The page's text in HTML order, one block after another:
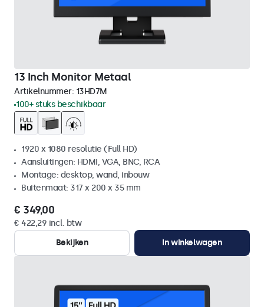
13 Inch Monitor Metaal
Artikelnummer: 13HD7M
100+ stuks beschikbaar
1920 x 1080 resolutie (Full HD)
Aansluitingen: HDMI, VGA, BNC, RCA
Montage: desktop, wand, inbouw
Buitenmaat: 317 x 200 x 35 mm
€ 349,00
€ 422,29 incl. btw
Bekijken
In winkelwagen